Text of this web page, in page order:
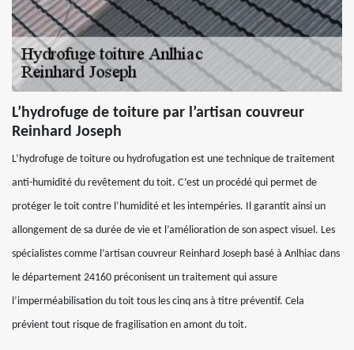
L’hydrofuge de toiture par l’artisan couvreur
Reinhard Joseph
L’hydrofuge de toiture ou hydrofugation est une technique de traitement
anti-humidité du revêtement du toit. C’est un procédé qui permet de
protéger le toit contre l’humidité et les intempéries. Il garantit ainsi un
allongement de sa durée de vie et l’amélioration de son aspect visuel. Les
spécialistes comme l’artisan couvreur Reinhard Joseph basé à Anlhiac dans
le département 24160 préconisent un traitement qui assure
l’imperméabilisation du toit tous les cinq ans à titre préventif. Cela
prévient tout risque de fragilisation en amont du toit.